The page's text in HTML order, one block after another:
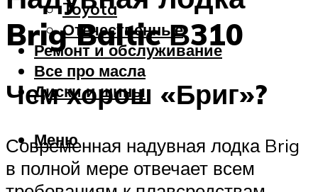
Toyota
Отечественные
Ремонт и обслуживание
Все про масла
Диски и шины
Меню
Brig Baltic В310
Чем хорош «Бриг»?
Современная надувная лодка Brig
в полной мере отвечает всем